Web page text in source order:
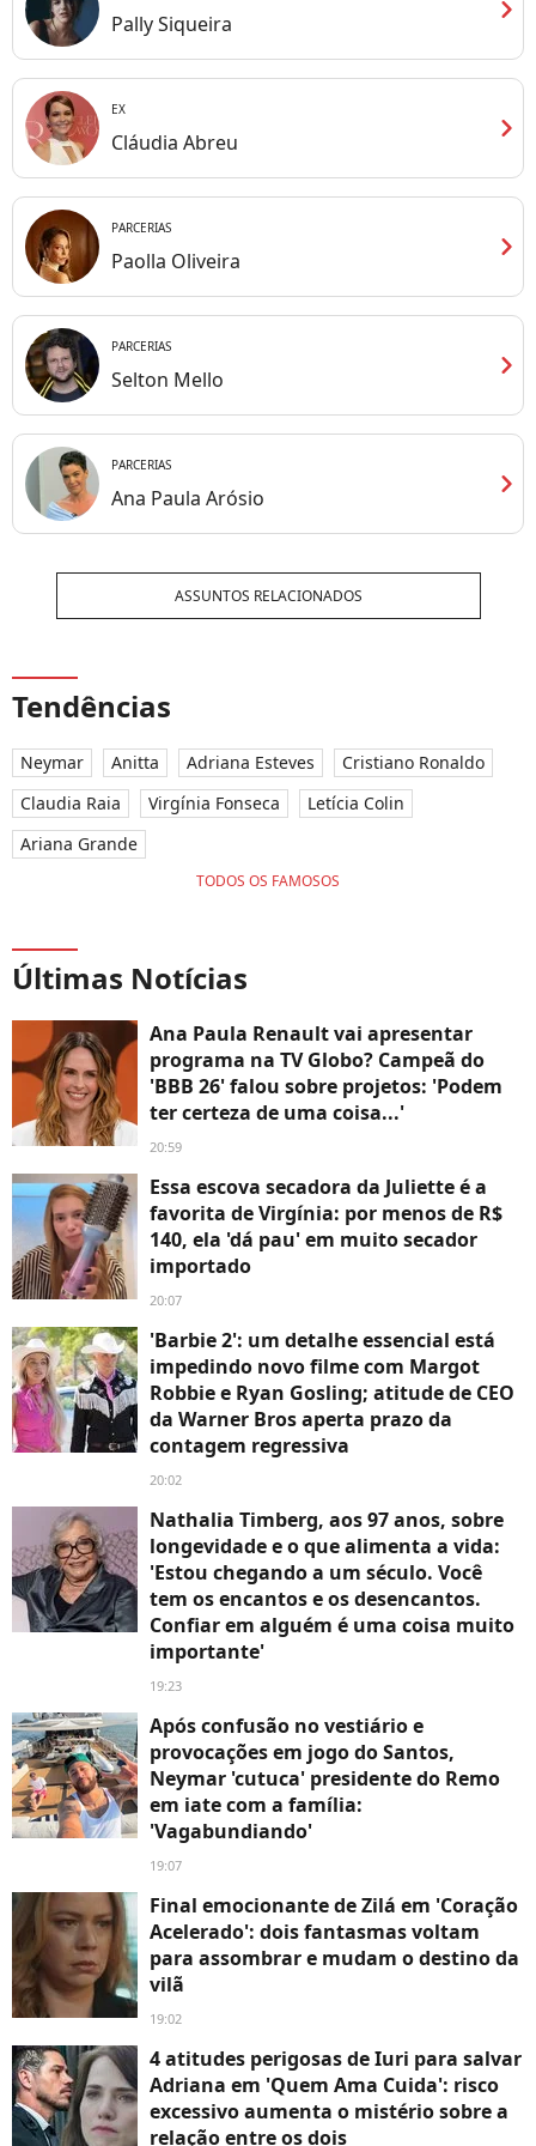
Pally Siqueira chevron_right
EX
Cláudia Abreu chevron_right
PARCERIAS
Paolla Oliveira chevron_right
PARCERIAS
Selton Mello chevron_right
PARCERIAS
Ana Paula Arósio chevron_right
ASSUNTOS RELACIONADOS
Tendências
Neymar Anitta Adriana Esteves
Cristiano Ronaldo
Claudia Raia
Virgínia Fonseca
Letícia Colin
Ariana Grande
TODOS OS FAMOSOS
Últimas Notícias
Ana Paula Renault vai apresentar
programa na TV Globo? Campeã do
'BBB 26' falou sobre projetos: 'Podem
ter certeza de uma coisa...'
20:59
Essa escova secadora da Juliette é a
favorita de Virgínia: por menos de R$
140, ela 'dá pau' em muito secador
importado
20:07
'Barbie 2': um detalhe essencial está
impedindo novo filme com Margot
Robbie e Ryan Gosling; atitude de CEO
da Warner Bros aperta prazo da
contagem regressiva
20:02
Nathalia Timberg, aos 97 anos, sobre
longevidade e o que alimenta a vida:
'Estou chegando a um século. Você
tem os encantos e os desencantos.
Confiar em alguém é uma coisa muito
importante'
19:23
Após confusão no vestiário e
provocações em jogo do Santos,
Neymar 'cutuca' presidente do Remo
em iate com a família:
'Vagabundiando'
19:07
Final emocionante de Zilá em 'Coração
Acelerado': dois fantasmas voltam
para assombrar e mudam o destino da
vilã
19:02
4 atitudes perigosas de Iuri para salvar
Adriana em 'Quem Ama Cuida': risco
excessivo aumenta o mistério sobre a
relação entre os dois